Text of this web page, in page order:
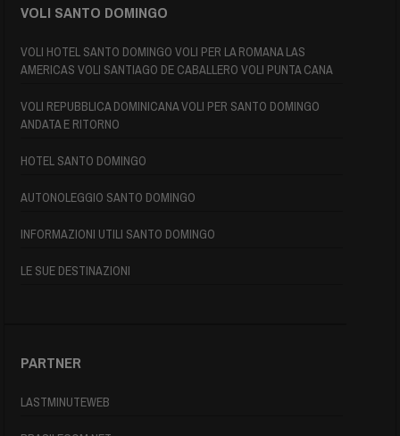
VOLI SANTO DOMINGO
VOLI HOTEL SANTO DOMINGO VOLI PER LA ROMANA LAS
AMERICAS VOLI SANTIAGO DE CABALLERO VOLI PUNTA CANA
VOLI REPUBBLICA DOMINICANA VOLI PER SANTO DOMINGO
ANDATA E RITORNO
HOTEL SANTO DOMINGO
AUTONOLEGGIO SANTO DOMINGO
INFORMAZIONI UTILI SANTO DOMINGO
LE SUE DESTINAZIONI
PARTNER
LASTMINUTEWEB